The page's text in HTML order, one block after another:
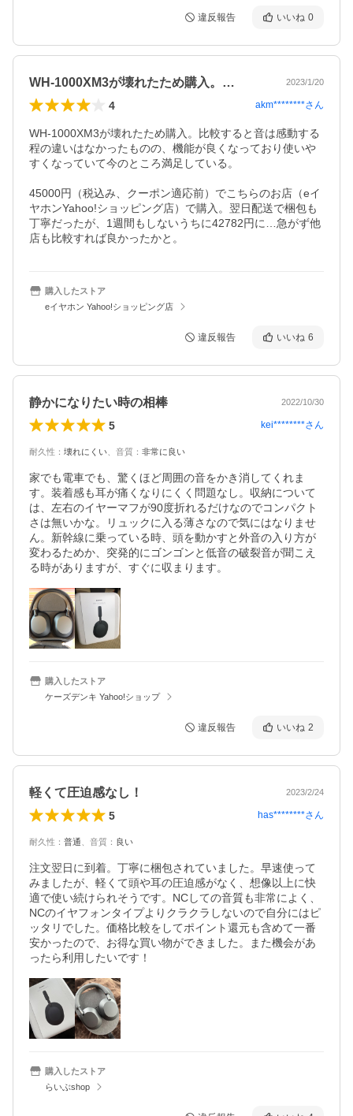
違反報告 いいね 0
WH-1000XM3が壊れたため購入。… 2023/1/20
4 akm********さん
WH-1000XM3が壊れたため購入。比較すると音は感動する
程の違いはなかったものの、機能が良くなっており使いや
すくなっていて今のところ満足している。
45000円（税込み、クーポン適応前）でこちらのお店（eイ
ヤホンYahoo!ショッピング店）で購入。翌日配送で梱包も
丁寧だったが、1週間もしないうちに42782円に…急がず他
店も比較すれば良かったかと。
購入したストア
eイヤホン Yahoo!ショッピング店
違反報告 いいね 6
静かになりたい時の相棒 2022/10/30
5 kei********さん
耐久性 ： 壊れにくい 音質 ： 非常に良い
家でも電車でも、驚くほど周囲の音をかき消してくれま
す。装着感も耳が痛くなりにくく問題なし。収納について
は、左右のイヤーマフが90度折れるだけなのでコンパクト
さは無いかな。リュックに入る薄さなので気にはなりませ
ん。新幹線に乗っている時、頭を動かすと外音の入り方が
変わるためか、突発的にゴンゴンと低音の破裂音が聞こえ
る時がありますが、すぐに収まります。
購入したストア
ケーズデンキ Yahoo!ショップ
違反報告 いいね 2
軽くて圧迫感なし！ 2023/2/24
5 has********さん
耐久性 ： 普通 音質 ： 良い
注文翌日に到着。丁寧に梱包されていました。早速使って
みましたが、軽くて頭や耳の圧迫感がなく、想像以上に快
適で使い続けられそうです。NCしての音質も非常によく、
NCのイヤフォンタイプよりクラクラしないので自分にはピ
ッタリでした。価格比較をしてポイント還元も含めて一番
安かったので、お得な買い物ができました。また機会があ
ったら利用したいです！
購入したストア
らいぶshop